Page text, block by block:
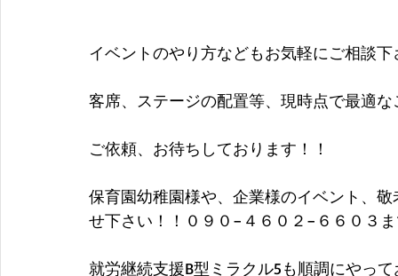
イベントのやり方などもお気軽にご相談下
客席、ステージの配置等、現時点で最適
ご依頼、お待ちしております！！
保育園幼稚園様や、企業様のイベント、
せ下さい！！０９０−４６０２−６６０３
就労継続支援B型ミラクル5も順調にやっ